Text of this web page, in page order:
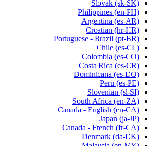
Slovak (sk-SK)
Philippines (en-PH)
Argentina (es-AR)
Croatian (hr-HR)
Portuguese - Brazil (pt-BR)
Chile (es-CL)
Colombia (es-CO)
Costa Rica (es-CR)
Dominicana (es-DO)
Peru (es-PE)
Slovenian (sl-SI)
South Africa (en-ZA)
Canada - English (en-CA)
Japan (ja-JP)
Canada - French (fr-CA)
Denmark (da-DK)